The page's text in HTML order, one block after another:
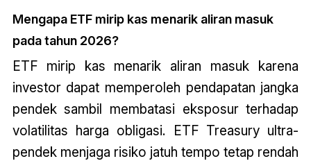
Mengapa ETF mirip kas menarik aliran masuk
pada tahun 2026?
ETF mirip kas menarik aliran masuk karena
investor dapat memperoleh pendapatan jangka
pendek sambil membatasi eksposur terhadap
volatilitas harga obligasi. ETF Treasury ultra-
pendek menjaga risiko jatuh tempo tetap rendah